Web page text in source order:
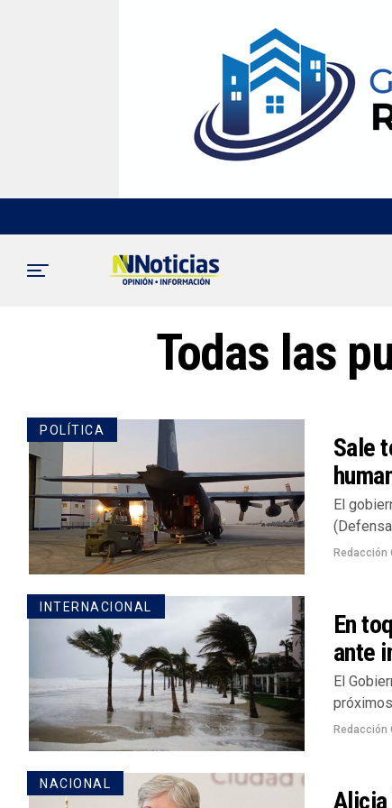
Todas las
POLÍTICA
Sale
El
Redacción
INTERNACIONAL
En
ante
El
Redacción
NACIONAL
Alicia